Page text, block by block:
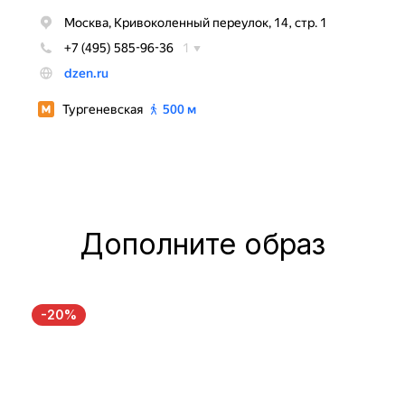
Дополните образ
-20%